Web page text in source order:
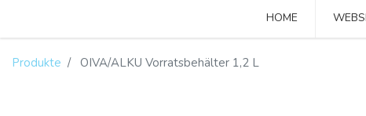
HOME
Produkte OIVA/ALKU Vorratsbehälter 1,2 L